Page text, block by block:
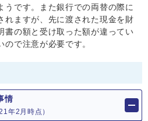
うです。また銀行での両替の際に
れますが、先に渡された現金を財
書の額と受け取った額が違ってい
で注意が必要です。
情
年2月時点）